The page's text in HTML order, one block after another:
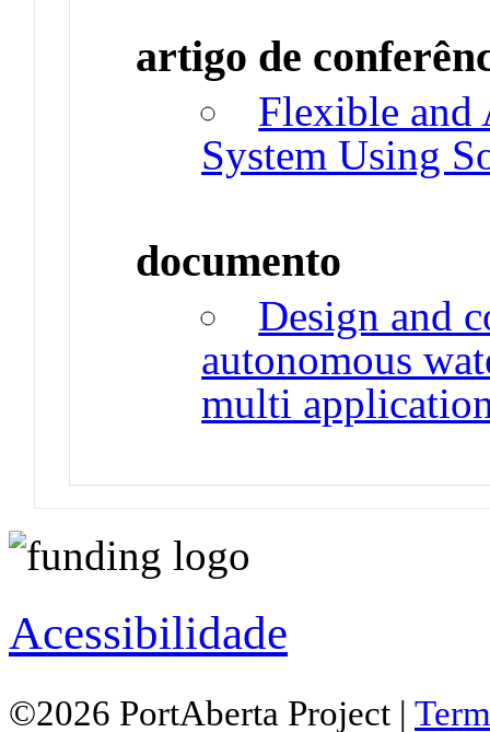
artigo de
Flexible and
System Using
documento
Design and
autonomous
multi
Acessibilidade
©2026 PortAberta Project |